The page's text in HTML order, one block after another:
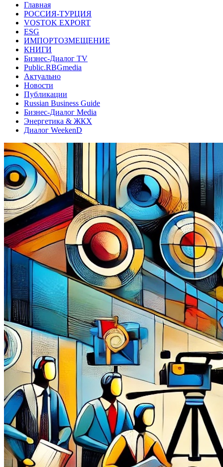
Главная
РОССИЯ-ТУРЦИЯ
VOSTOK EXPORT
ESG
ИМПОРТОЗМЕЩЕНИЕ
КНИГИ
Бизнес-Диалог TV
Public.RBGmedia
Актуально
Новости
Публикации
Russian Business Guide
Бизнес-Диалог Media
Энергетика & ЖКХ
Диалог WeekenD